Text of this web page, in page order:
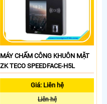
MÁY CHẤM CÔNG KHUÔN MẶT
ZK TECO SPEEDFACE-H5L
Giá: Liên hệ
Liên hệ